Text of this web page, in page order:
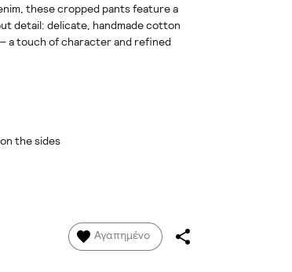
these cropped pants feature a
detail: delicate, handmade cotton
a touch of character and refined
the sides
Αγαπημένο